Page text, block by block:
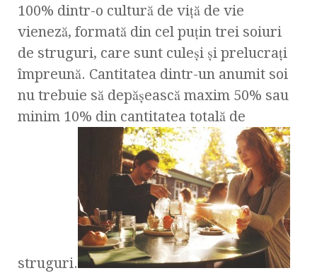
100% dintr-o cultură de viţă de vie
vieneză, formată din cel puţin trei soiuri
de struguri, care sunt culeşi şi prelucraţi
împreună. Cantitatea dintr-un anumit soi
nu trebuie să depăşească maxim 50% sau
minim 10% din cantitatea totală de
struguri.